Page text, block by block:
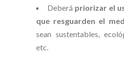
Deberá priorizar el
que resguarden el
sean sustentables,
etc.